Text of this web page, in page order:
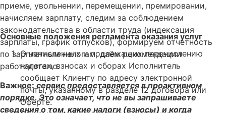
приеме, увольнении, перемещении, премировании,
начисляем зарплату, следим за соблюдением
законодательства в области труда (индексация
зарплаты, график отпусков), формируем отчетность
по зарплатным налогам, даём рекомендации
работодателю.
Важное: сервис предоставляется в проактивном
порядке. Это означает, что не вы запрашиваете
сведения о том, какие налоги (взносы) и когда
Основные положения регламента оказания услуг
О начисленных и подлежащих перечислению
налогах, взносах и сборах Исполнитель
сообщает Клиенту по адресу электронной
почты, указанному в разделе 12 договора или
Оферте.